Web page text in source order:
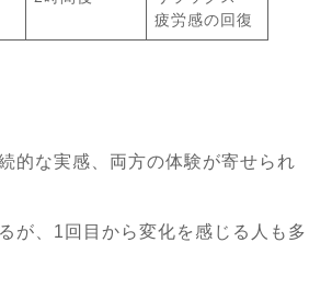
疲労感の回復
的な実感、両方の体験が寄せられ
が、1回目から変化を感じる人も多